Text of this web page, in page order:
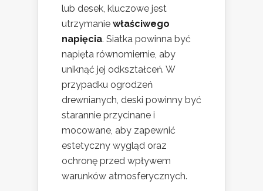
lub desek, kluczowe jest
utrzymanie właściwego
napięcia. Siatka powinna być
napięta równomiernie, aby
uniknąć jej odkształceń. W
przypadku ogrodzeń
drewnianych, deski powinny być
starannie przycinane i
mocowane, aby zapewnić
estetyczny wygląd oraz
ochronę przed wpływem
warunków atmosferycznych.